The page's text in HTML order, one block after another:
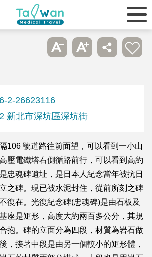
2-26623116
新北市深坑區深坑街
106 號道路往前面望，可以看到一小山
壓電鐵塔右側循路前行，可以看到高約
忠魂碑遺址，是日本人紀念當年被抗日
之碑。現已被水泥封住，從前所刻之碑
復在。光復紀念碑(忠魂碑)是由石板及
座是矩形，高度大約兩百多公分，其規
抱。碑的立面分為四段，材質為岩石做
，接著中段是由另一個較小的矩形體，